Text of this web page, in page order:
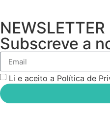
NEWSLETTER
Subscreve a
Li e aceito a Política de